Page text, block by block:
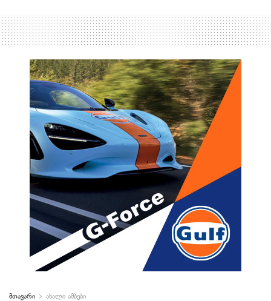
მთავარი ახალი ამბები